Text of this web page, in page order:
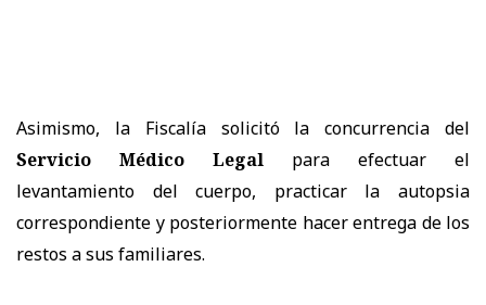
Asimismo, la Fiscalía solicitó la concurrencia del
Servicio Médico Legal para efectuar el
levantamiento del cuerpo, practicar la autopsia
correspondiente y posteriormente hacer entrega de los
restos a sus familiares.